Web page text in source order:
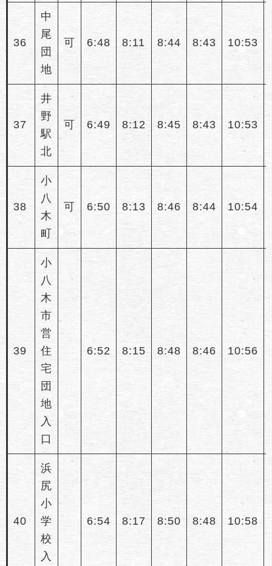
36
中
尾
団
地
可 6:48 8:11 8:44 8:43 10:53
37
井
野
駅
北
可 6:49 8:12 8:45 8:43 10:53
38
小
八
木
町
可 6:50 8:13 8:46 8:44 10:54
39
小
八
木
市
営
住
宅
団
地
入
口
6:52 8:15 8:48 8:46 10:56
40
浜
尻
小
学
校
入
6:54 8:17 8:50 8:48 10:58